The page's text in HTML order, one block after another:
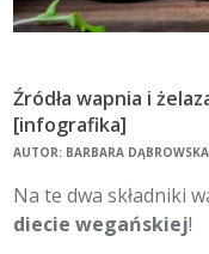
Źródła wapnia i
[infografika]
AUTOR: BARBARA
Na te dwa składniki
diecie wegańskiej!